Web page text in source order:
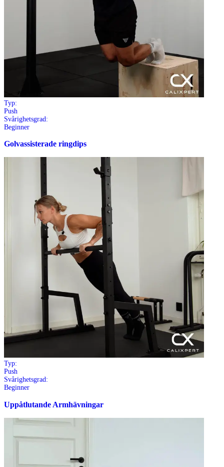
Typ:
Push
Svårighetsgrad:
Beginner
Golvassisterade ringdips
Typ:
Push
Svårighetsgrad:
Beginner
Uppåtlutande Armhävningar